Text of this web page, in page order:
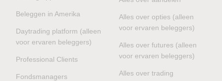
Beleggen in Amerika
Daytrading platform (alleen
voor ervaren beleggers)
Professional Clients
Fondsmanagers
Alles over opties (alleen
voor ervaren beleggers)
Alles over futures (alleen
voor ervaren beleggers)
Alles over trading